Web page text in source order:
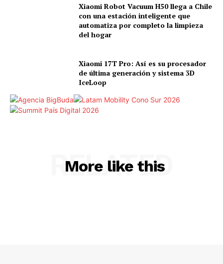
Xiaomi Robot Vacuum H50 llega a Chile
con una estación inteligente que
automatiza por completo la limpieza
del hogar
Xiaomi 17T Pro: Así es su procesador
de última generación y sistema 3D
IceLoop
More like this
RELATED